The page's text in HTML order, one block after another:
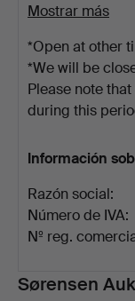
Mostrar más
*Open at other
*We will be
Please note
during this
Información
Razón social:
Número de IVA:
Nº reg.
Sørensen